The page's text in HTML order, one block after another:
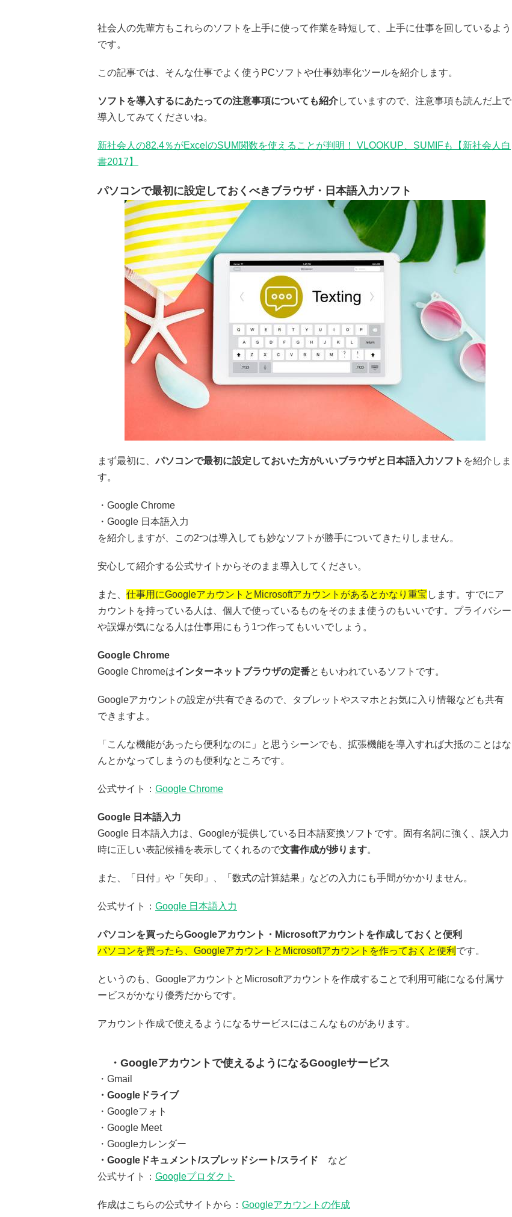
社会人の先輩方もこれらのソフトを上手に使って作業を時短して、上手に仕事を回しているよう
です。
この記事では、そんな仕事でよく使うPCソフトや仕事効率化ツールを紹介します。
ソフトを導入するにあたっての注意事項についても紹介していますので、注意事項も読んだ上で
導入してみてくださいね。
新社会人の82.4％がExcelのSUM関数を使えることが判明！ VLOOKUP、SUMIFも【新社会人白
書2017】
パソコンで最初に設定しておくべきブラウザ・日本語入力ソフト
まず最初に、パソコンで最初に設定しておいた方がいいブラウザと日本語入力ソフト を紹介しま
す。
・Google Chrome
・Google 日本語入力
を紹介しますが、この2つは導入しても妙なソフトが勝手についてきたりしません。
安心して紹介する公式サイトからそのまま導入してください。
また、 仕事用にGoogleアカウントとMicrosoftアカウントがあるとかなり重宝 します。すでにア
カウントを持っている人は、個人で使っているものをそのまま使うのもいいです。プライバシー
や誤爆が気になる人は仕事用にもう1つ作ってもいいでしょう。
Google Chrome
Google Chromeはインターネットブラウザの定番ともいわれているソフトです。
Googleアカウントの設定が共有できるので、タブレットやスマホとお気に入り情報なども共有
できますよ。
「こんな機能があったら便利なのに」と思うシーンでも、拡張機能を導入すれば大抵のことはな
んとかなってしまうのも便利なところです。
公式サイト： Google Chrome
Google 日本語入力
Google 日本語入力は、Googleが提供している日本語変換ソフトです。固有名詞に強く、誤入力
時に正しい表記候補を表示してくれるので文書作成が捗ります。
また、「日付」や「矢印」、「数式の計算結果」などの入力にも手間がかかりません。
公式サイト： Google 日本語入力
パソコンを買ったらGoogleアカウント・Microsoftアカウントを作成しておくと便利
パソコンを買ったら、GoogleアカウントとMicrosoftアカウントを作っておくと便利 です。
というのも、GoogleアカウントとMicrosoftアカウントを作成することで利用可能になる付属サ
ービスがかなり優秀だからです。
アカウント作成で使えるようになるサービスにはこんなものがあります。
Googleアカウントで使えるようになるGoogleサービス
・Gmail
・Googleドライブ
・Googleフォト
・Google Meet
・Googleカレンダー
・Googleドキュメント/スプレッドシート/スライド など
公式サイト： Googleプロダクト
作成はこちらの公式サイトから： Googleアカウントの作成